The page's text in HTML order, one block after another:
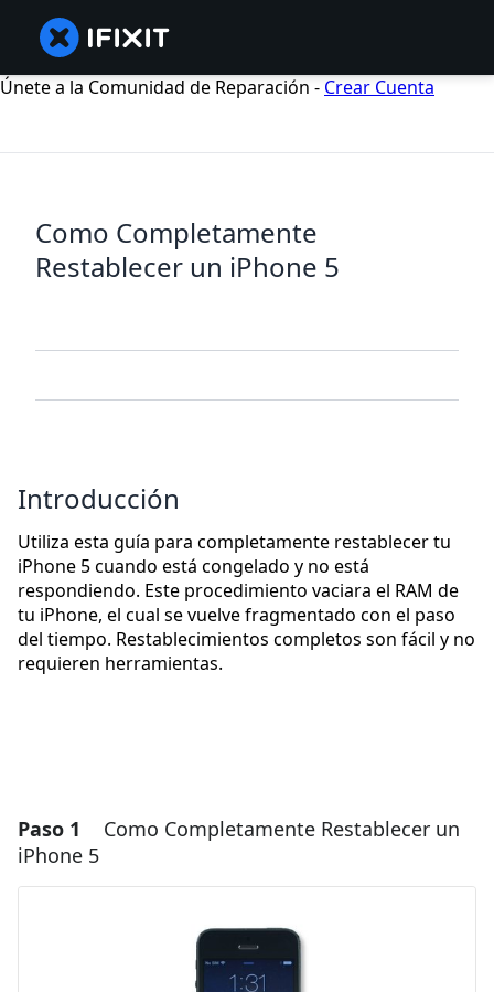
Únete a la Comunidad de Reparación - Crear Cuenta
Como Completamente
Restablecer un iPhone 5
Introducción
Utiliza esta guía para completamente restablecer tu
iPhone 5 cuando está congelado y no está
respondiendo. Este procedimiento vaciara el RAM de
tu iPhone, el cual se vuelve fragmentado con el paso
del tiempo. Restablecimientos completos son fácil y no
requieren herramientas.
Paso 1
Como Completamente Restablecer un
iPhone 5